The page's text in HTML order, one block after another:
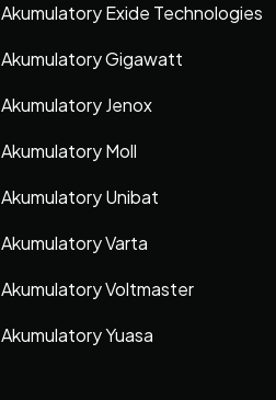
Akumulatory Exide Technologies
Akumulatory Gigawatt
Akumulatory Jenox
Akumulatory Moll
Akumulatory Unibat
Akumulatory Varta
Akumulatory Voltmaster
Akumulatory Yuasa